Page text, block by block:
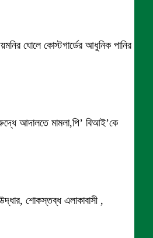
ঘোলে কোস্টগার্ডের আধুনিক পানির
আদালতে মামলা,পি’ বিআই’কে
শোকস্তব্ধ এলাকাবাসী ,